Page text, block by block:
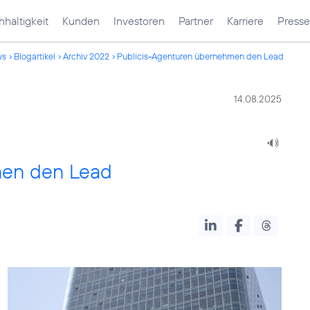
Kunden Investoren Partner Karriere Presse
Blogartikel Archiv 2022 Publicis-Agenturen übernehmen den Lead
14.08.2025
den Lead